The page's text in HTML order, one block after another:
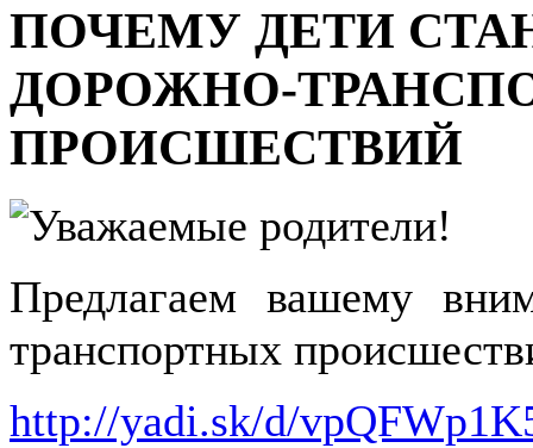
ПОЧЕМУ ДЕТИ
ДОРОЖНО-
ПРОИСШЕСТВИЙ
Уважаемые родители!
Предлагаем вашему
транспортных
http://yadi.sk/d/